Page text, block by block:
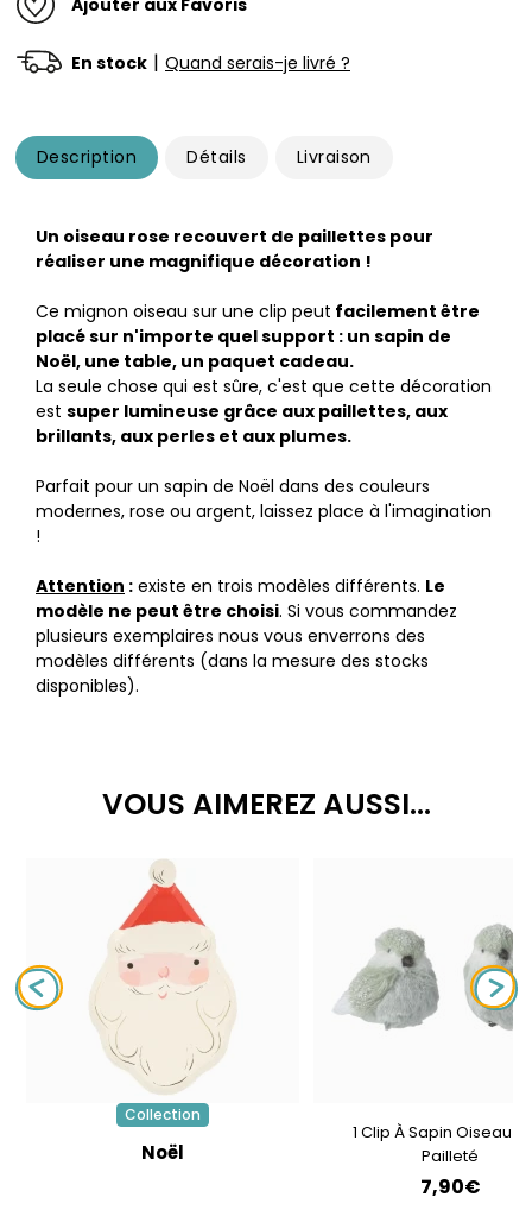
En stock | Quand serais-je livré ?
Description Détails Livraison
Un oiseau rose recouvert de paillettes pour
réaliser une magnifique décoration !
Ce mignon oiseau sur une clip peut facilement être
placé sur n'importe quel support : un sapin de
Noël, une table, un paquet cadeau.
La seule chose qui est sûre, c'est que cette décoration
est super lumineuse grâce aux paillettes, aux
brillants, aux perles et aux plumes.
Parfait pour un sapin de Noël dans des couleurs
modernes, rose ou argent, laissez place à l'imagination
!
Attention : existe en trois modèles différents. Le
modèle ne peut être choisi. Si vous commandez
plusieurs exemplaires nous vous enverrons des
modèles différents (dans la mesure des stocks
disponibles).
VOUS AIMEREZ AUSSI...
Collection
Noël
1 Clip À Sapin Oiseau
Pailleté
7,90€